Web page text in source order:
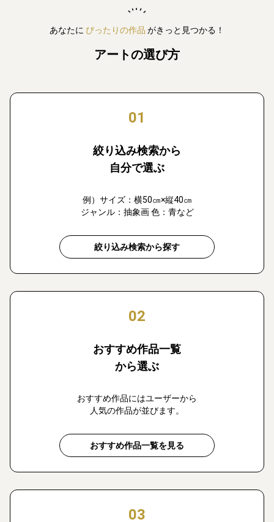
あなたに ぴったりの作品 がきっと見つかる！
アートの選び方
01
絞り込み検索から
自分で選ぶ
例）サイズ：横50㎝×縦40㎝
ジャンル：抽象画 色：青など
絞り込み検索から探す
02
おすすめ作品一覧
から選ぶ
おすすめ作品にはユーザーから
人気の作品が並びます。
おすすめ作品一覧を見る
03